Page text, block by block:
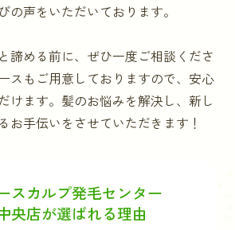
の声をいただいております。
諦める前に、ぜひ一度ご相談くださ
スもご用意しておりますので、安心
けます。髪のお悩みを解決し、新し
お手伝いをさせていただきます！
スカルプ発毛センター
央店が選ばれる理由